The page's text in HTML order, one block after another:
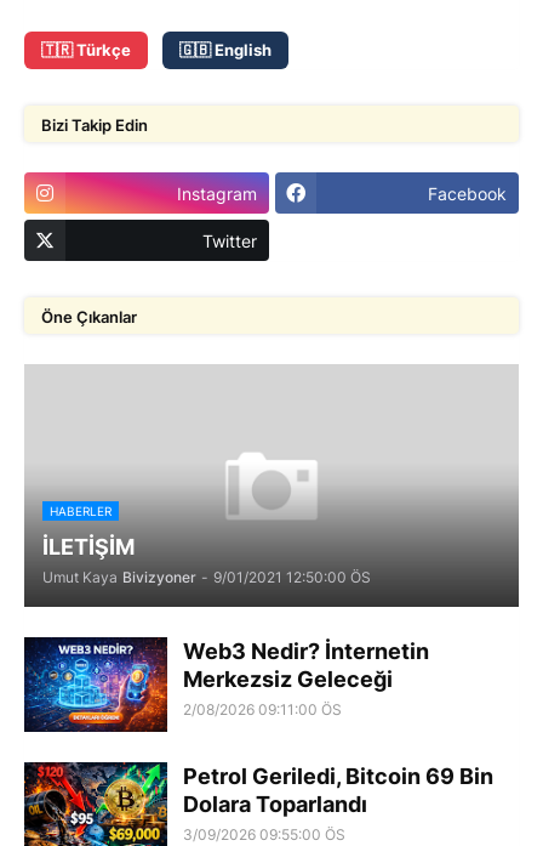
🇹🇷 Türkçe 🇬🇧 English
Bizi Takip Edin
Instagram Facebook
Twitter
Öne Çıkanlar
HABERLER
İLETİŞİM
Umut Kaya Bivizyoner - 9/01/2021 12:50:00 ÖS
Web3 Nedir? İnternetin
Merkezsiz Geleceği
2/08/2026 09:11:00 ÖS
Petrol Geriledi, Bitcoin 69 Bin
Dolara Toparlandı
3/09/2026 09:55:00 ÖS